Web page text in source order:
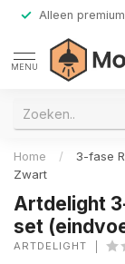
Alleen
MENU
Home /
3-fase
Zwart
Artdelight
set
ARTDELIGHT